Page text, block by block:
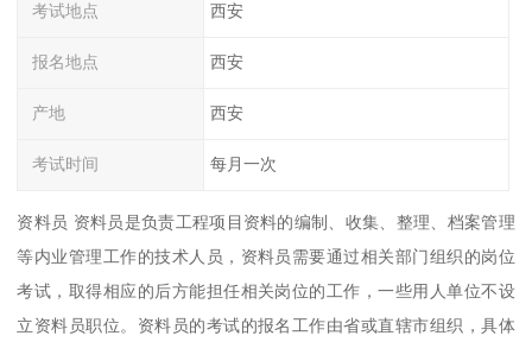
考试地点 西安
报名地点 西安
产地 西安
考试时间 每月一次
资料员 资料员是负责工程项目资料的编制、收集、整理、档案管理
等内业管理工作的技术人员，资料员需要通过相关部门组织的岗位
考试，取得相应的后方能担任相关岗位的工作，一些用人单位不设
立资料员职位。资料员的考试的报名工作由省或直辖市组织，具体